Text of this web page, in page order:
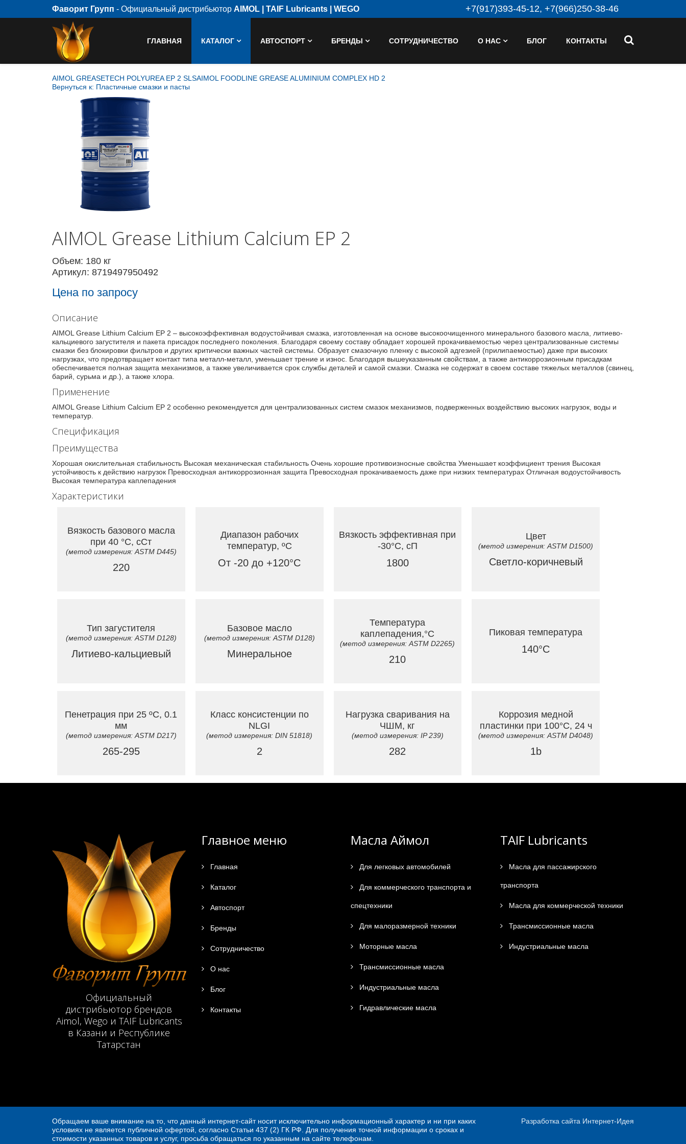
Фаворит Групп - Официальный дистрибьютор AIMOL | TAIF Lubricants | WEGO +7(917)393-45-12, +7(966)250-38-46
ГЛАВНАЯ КАТАЛОГ АВТОСПОРТ БРЕНДЫ СОТРУДНИЧЕСТВО О НАС БЛОГ КОНТАКТЫ
AIMOL GREASETECH POLYUREA EP 2 SLSAIMOL FOODLINE GREASE ALUMINIUM COMPLEX HD 2
Вернуться к: Пластичные смазки и пасты
AIMOL Grease Lithium Calcium EP 2
Объем: 180 кг
Артикул: 8719497950492
Цена по запросу
Описание
AIMOL Grease Lithium Calcium EP 2 – высокоэффективная водоустойчивая смазка, изготовленная на основе высокоочищенного минерального базового масла, литиево-
кальциевого загустителя и пакета присадок последнего поколения. Благодаря своему составу обладает хорошей прокачиваемостью через централизованные системы
смазки без блокировки фильтров и других критически важных частей системы. Образует смазочную пленку с высокой адгезией (прилипаемостью) даже при высоких
нагрузках, что предотвращает контакт типа металл-металл, уменьшает трение и износ. Благодаря вышеуказанным свойствам, а также антикоррозионным присадкам
обеспечивается полная защита механизмов, а также увеличивается срок службы деталей и самой смазки. Смазка не содержат в своем составе тяжелых металлов (свинец,
барий, сурьма и др.), а также хлора.
Применение
AIMOL Grease Lithium Calcium EP 2 особенно рекомендуется для централизованных систем смазок механизмов, подверженных воздействию высоких нагрузок, воды и
температур.
Спецификация
Преимущества
Хорошая окислительная стабильность Высокая механическая стабильность Очень хорошие противоизносные свойства Уменьшает коэффициент трения Высокая
устойчивость к действию нагрузок Превосходная антикоррозионная защита Превосходная прокачиваемость даже при низких температурах Отличная водоустойчивость
Высокая температура каплепадения
Характеристики
Вязкость базового масла
при 40 °C, сСт
(метод измерения: ASTM D445)
220
Диапазон рабочих
температур, ºC
От -20 до +120°C
Вязкость эффективная при
-30°C, сП
1800
Цвет
(метод измерения: ASTM D1500)
Светло-коричневый
Тип загустителя
(метод измерения: ASTM D128)
Литиево-кальциевый
Базовое масло
(метод измерения: ASTM D128)
Минеральное
Температура
каплепадения,°C
(метод измерения: ASTM D2265)
210
Пиковая температура
140°C
Пенетрация при 25 ºC, 0.1
мм
(метод измерения: ASTM D217)
265-295
Класс консистенции по
NLGI
(метод измерения: DIN 51818)
2
Нагрузка сваривания на
ЧШМ, кг
(метод измерения: IP 239)
282
Коррозия медной
пластинки при 100°C, 24 ч
(метод измерения: ASTM D4048)
1b
Официальный
дистрибьютор брендов
Aimol, Wego и TAIF Lubricants
в Казани и Республике
Татарстан
Главное меню
Главная
Каталог
Автоспорт
Бренды
Сотрудничество
О нас
Блог
Контакты
Масла Аймол
Для легковых автомобилей
Для коммерческого транспорта и
спецтехники
Для малоразмерной техники
Моторные масла
Трансмиссионные масла
Индустриальные масла
Гидравлические масла
TAIF Lubricants
Масла для пассажирского
транспорта
Масла для коммерческой техники
Трансмиссионные масла
Индустриальные масла
Обращаем ваше внимание на то, что данный интернет-сайт носит исключительно информационный характер и ни при каких
условиях не является публичной офертой, согласно Статьи 437 (2) ГК РФ. Для получения точной информации о сроках и
стоимости указанных товаров и услуг, просьба обращаться по указанным на сайте телефонам.
Разработка сайта Интернет-Идея